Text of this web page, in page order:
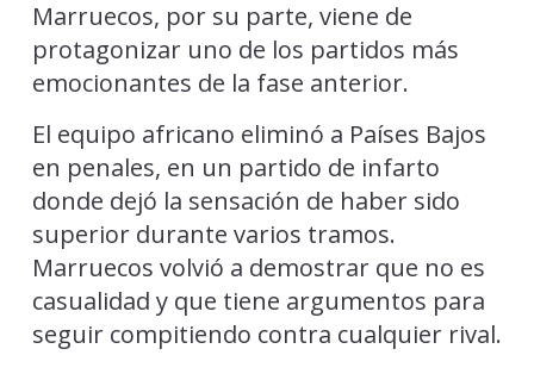
Marruecos, por su parte, viene de
protagonizar uno de los partidos más
emocionantes de la fase anterior.
El equipo africano eliminó a Países Bajos
en penales, en un partido de infarto
donde dejó la sensación de haber sido
superior durante varios tramos.
Marruecos volvió a demostrar que no es
casualidad y que tiene argumentos para
seguir compitiendo contra cualquier rival.